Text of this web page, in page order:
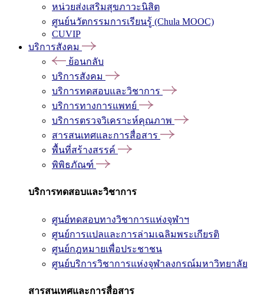
หน่วยส่งเสริมสุขภาวะนิสิต
ศูนย์นวัตกรรมการเรียนรู้ (Chula MOOC)
CUVIP
บริการสังคม
ย้อนกลับ
บริการสังคม
บริการทดสอบและวิชาการ
บริการทางการแพทย์
บริการตรวจวิเคราะห์คุณภาพ
สารสนเทศและการสื่อสาร
พื้นที่สร้างสรรค์
พิพิธภัณฑ์
บริการทดสอบและวิชาการ
ศูนย์ทดสอบทางวิชาการแห่งจุฬาฯ
ศูนย์การแปลและการล่ามเฉลิมพระเกียรติ
ศูนย์กฎหมายเพื่อประชาชน
ศูนย์บริการวิชาการแห่งจุฬาลงกรณ์มหาวิทยาลัย
สารสนเทศและการสื่อสาร